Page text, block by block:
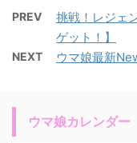
PREV
挑戦！レジェ
ゲット！】
NEXT ウマ娘最新
ウマ娘カレンダー